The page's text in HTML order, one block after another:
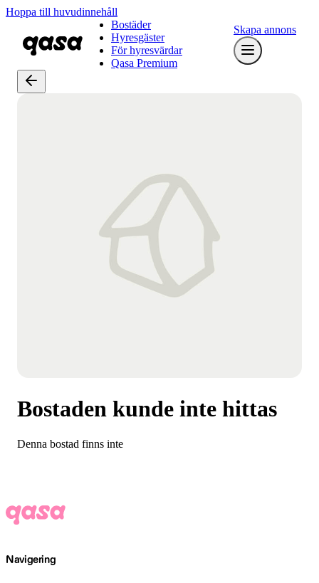
Hoppa till huvudinnehåll
Bostäder
Hyresgäster
För hyresvärdar
Qasa Premium
Skapa annons
Bostaden kunde inte hittas
Denna bostad finns inte
Navigering